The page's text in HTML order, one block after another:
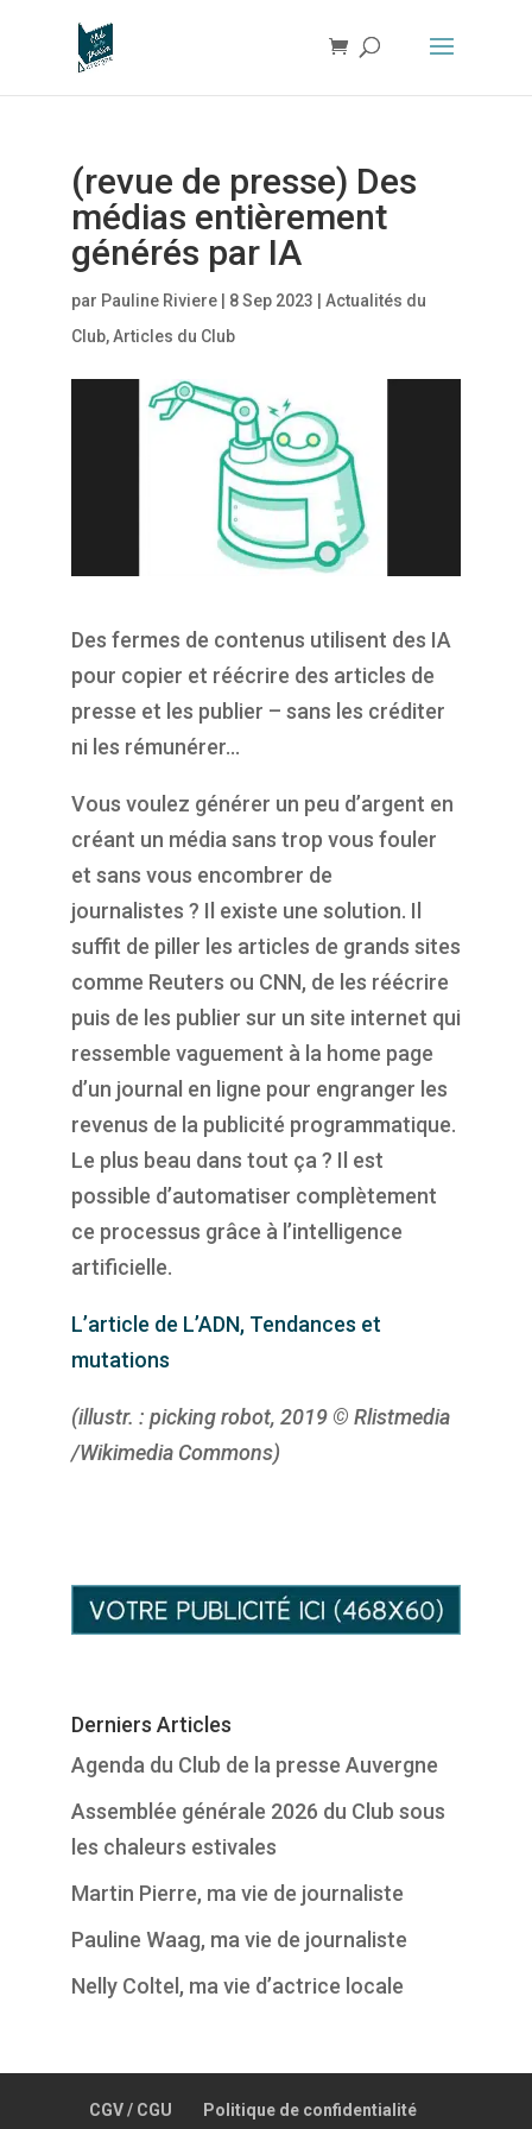
(revue de presse) Des
médias entièrement
générés par IA
par Pauline Riviere| 8 Sep 2023
Actualités du
Club,Articles du Club
Des fermes de contenus utilisent des IA
pour copier et réécrire des articles de
presse et les publier – sans les créditer
ni les rémunérer…
Vous voulez générer un peu d’argent en
créant un média sans trop vous fouler
et sans vous encombrer de
journalistes ? Il existe une solution. Il
suffit de piller les articles de grands sites
comme Reuters ou CNN, de les réécrire
puis de les publier sur un site internet qui
ressemble vaguement à la home page
d’un journal en ligne pour engranger les
revenus de la publicité programmatique.
Le plus beau dans tout ça ? Il est
possible d’automatiser complètement
ce processus grâce à l’intelligence
artificielle.
L’article de L’ADN, Tendances et
mutations
(illustr. : picking robot, 2019 © Rlistmedia
/Wikimedia Commons)
Derniers Articles
Agenda du Club de la presse Auvergne
Assemblée générale 2026 du Club sous
les chaleurs estivales
Martin Pierre, ma vie de journaliste
Pauline Waag, ma vie de journaliste
Nelly Coltel, ma vie d’actrice locale
CGV / CGU Politique de confidentialité